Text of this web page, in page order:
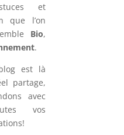
et
que l’on
Bio,
.
est là
partage,
avec
vos